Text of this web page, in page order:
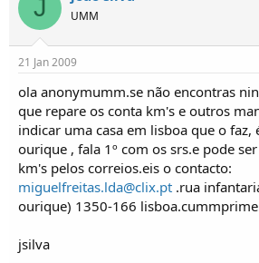
J UMM
21 Jan 2009
ola anonymumm.se não encontras
que repare os conta km's e outros
indicar uma casa em lisboa que o faz,
ourique , fala 1º com os srs.e pode
km's pelos correios.eis o contacto:
miguelfreitas.lda@clix.pt .rua
ourique) 1350-166
jsilva